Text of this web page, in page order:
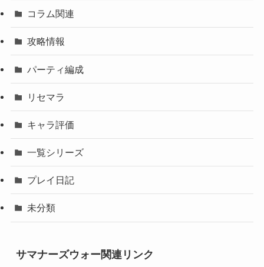
コラム関連
攻略情報
パーティ編成
リセマラ
キャラ評価
一覧シリーズ
プレイ日記
未分類
サマナーズウォー関連リンク